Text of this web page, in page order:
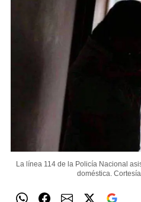
La línea 114 de la Policía Nacional
doméstica.